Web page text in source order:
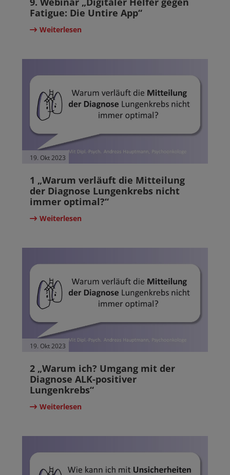
Fatigue: Die Untire App“
Weiterlesen
19. Okt 2023
1 „Warum verläuft die Mitteilung
der Diagnose Lungenkrebs nicht
immer optimal?“
Weiterlesen
19. Okt 2023
2 „Warum ich? Umgang mit der
Diagnose ALK-positiver
Lungenkrebs“
Weiterlesen